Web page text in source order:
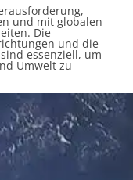
und mit globalen
Die
und die
essenziell, um
Umwelt zu